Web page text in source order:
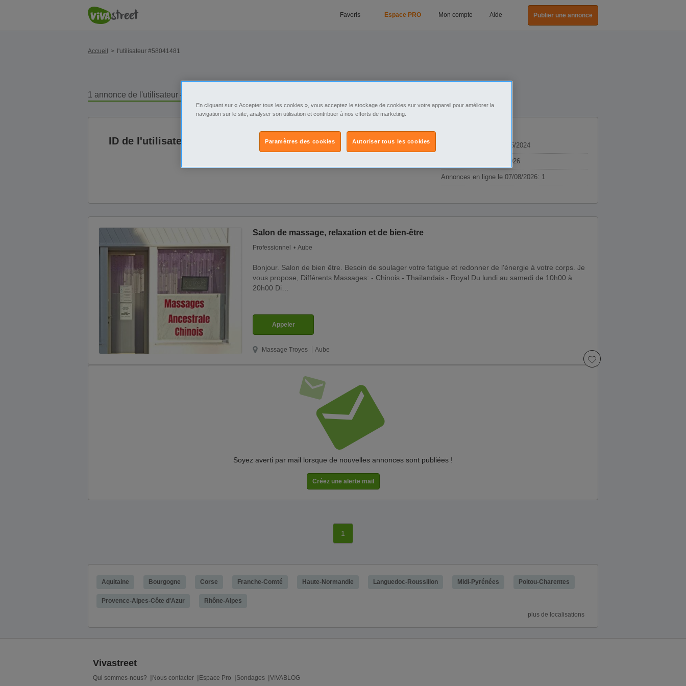
Favoris Espace PRO Mon compte Aide Publier une annonce
Accueil l'utilisateur #58041481
1 annonce de l'utilisateur # 58041481
ID de l'utilisateur: 58041481 Membre depuis le: 24/05/2024
Dernière visite: 12/05/2026
Annonces en ligne le 07/08/2026: 1
Salon de massage, relaxation et de bien-être
Professionnel Aube
Bonjour. Salon de bien être. Besoin de soulager votre fatigue et redonner de l'énergie à votre corps. Je
vous propose, Différents Massages: - Chinois - Thaïlandais - Royal Du lundi au samedi de 10h00 à
20h00 Di…
MassageTroyes Aube
Appeler
Soyez averti par mail lorsque de nouvelles annonces sont publiées !
1
Aquitaine Bourgogne Corse Franche-Comté Haute-Normandie Languedoc-Roussillon Midi-Pyrénées Poitou-Charentes
Provence-Alpes-Côte d'Azur
Rhône-Alpes
plus de localisations
Vivastreet
Qui sommes-nous? Nous contacter Espace Pro Sondages VIVABLOG
En cliquant sur « Accepter tous les cookies », vous acceptez le stockage de cookies sur votre appareil pour améliorer la
navigation sur le site, analyser son utilisation et contribuer à nos efforts de marketing.
Autoriser tous les cookies
Paramètres des cookies